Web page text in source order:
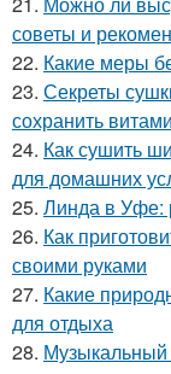
советы и
22. Какие меры
23. Секреты
сохранить
24. Как сушить
для домашних
25. Линда в Уфе:
26. Как
своими руками
27. Какие
для отдыха
28. Музыкальный